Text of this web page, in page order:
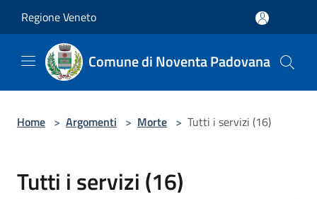
Regione Veneto
Comune di Noventa Padovana
Home > Argomenti > Morte > Tutti i servizi (16)
Tutti i servizi (16)